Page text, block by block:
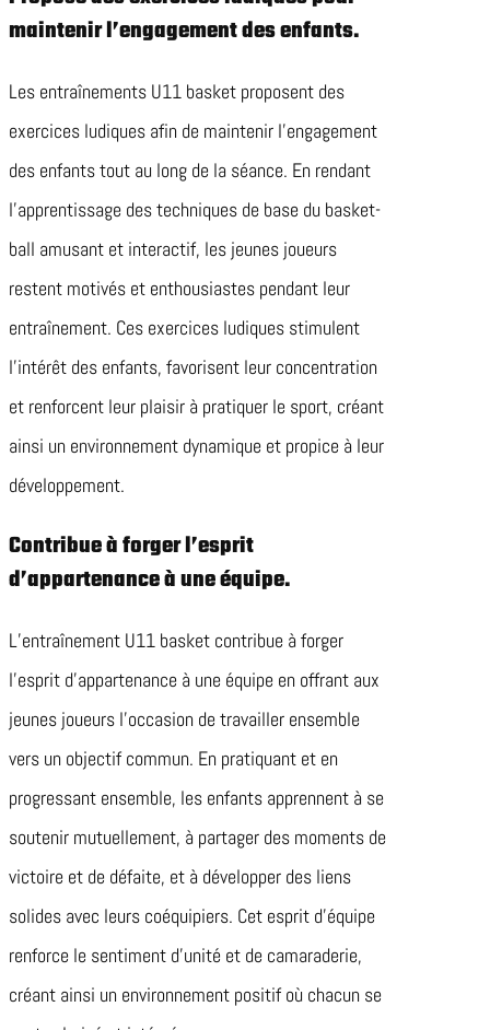
maintenir l’engagement des enfants.
Les entraînements U11 basket proposent des
exercices ludiques afin de maintenir l’engagement
des enfants tout au long de la séance. En rendant
l’apprentissage des techniques de base du basket-
ball amusant et interactif, les jeunes joueurs
restent motivés et enthousiastes pendant leur
entraînement. Ces exercices ludiques stimulent
l’intérêt des enfants, favorisent leur concentration
et renforcent leur plaisir à pratiquer le sport, créant
ainsi un environnement dynamique et propice à leur
développement.
Contribue à forger l’esprit
d’appartenance à une équipe.
L’entraînement U11 basket contribue à forger
l’esprit d’appartenance à une équipe en offrant aux
jeunes joueurs l’occasion de travailler ensemble
vers un objectif commun. En pratiquant et en
progressant ensemble, les enfants apprennent à se
soutenir mutuellement, à partager des moments de
victoire et de défaite, et à développer des liens
solides avec leurs coéquipiers. Cet esprit d’équipe
renforce le sentiment d’unité et de camaraderie,
créant ainsi un environnement positif où chacun se